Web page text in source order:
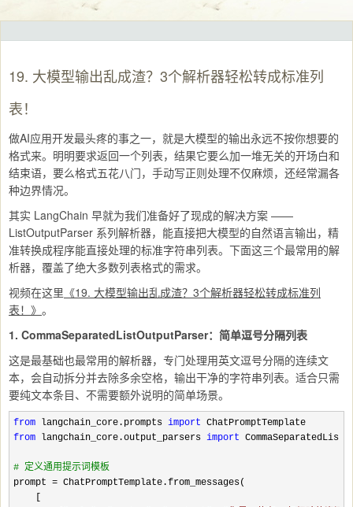
19. 大模型输出乱成渣？3个解析器轻松转成标准列
表！
做AI应用开发最头疼的事之一，就是大模型的输出永远不按你想要的
格式来。明明要求返回一个列表，结果它要么加一堆无关的开场白和
结束语，要么格式五花八门，手动写正则处理不仅麻烦，还经常漏各
种边界情况。
其实 LangChain 早就为我们准备好了现成的解决方案 ——
ListOutputParser 系列解析器，能直接把大模型的自然语言输出，精
准转换成程序能直接处理的标准字符串列表。下面这三个最常用的解
析器，覆盖了绝大多数列表格式的需求。
视频在这里 《19. 大模型输出乱成渣？3个解析器轻松转成标准列
表！》 。
1. CommaSeparatedListOutputParser：简单逗号分隔列表
这是最基础也最常用的解析器，专门处理用英文逗号分隔的连续文
本，会自动拆分并去除多余空格，输出干净的字符串列表。适合只需
要纯文本条目、不需要额外说明的简单场景。
from langchain_core.prompts import
from langchain_core.output_parsers import
# 定义通用提示词模板
prompt = ChatPromptTemplate.from_messages(